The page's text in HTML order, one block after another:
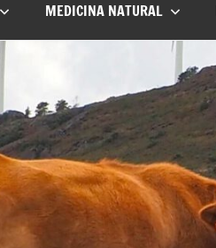
MEDICINA NATURAL